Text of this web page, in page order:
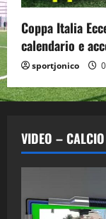
Coppa Italia
calendario e
sportjonico
VIDEO –